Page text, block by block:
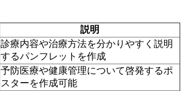
説明
診療内容や治療方法を分かりやすく説明
するパンフレットを作成
予防医療や健康管理について啓発するポ
スターを作成可能